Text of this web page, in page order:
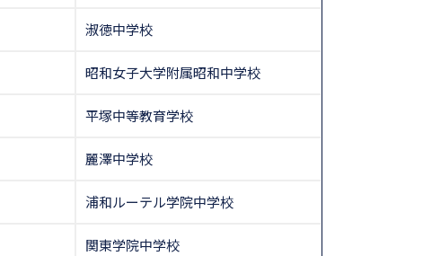
淑徳中学校
昭和女子大学附属昭和中学校
平塚中等教育学校
麗澤中学校
浦和ルーテル学院中学校
関東学院中学校